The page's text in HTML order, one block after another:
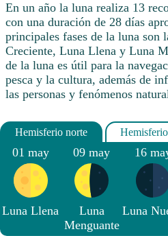
En un año la luna realiza 13
con una duración de 28 días
principales fases de la luna son
Creciente, Luna Llena y Luna
de la luna es útil para la
pesca y la cultura, además de
las personas y fenómenos
01 may
Luna Llena
09 may
Luna
Menguante
16
Luna